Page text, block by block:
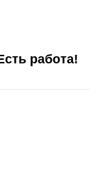
работа!